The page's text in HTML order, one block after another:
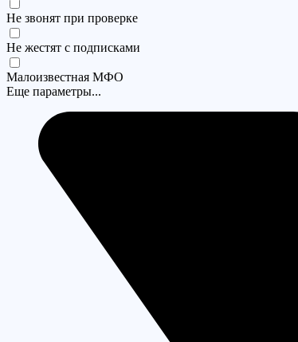
Не звонят при проверке
Не жестят с подписками
Малоизвестная МФО
Еще параметры...